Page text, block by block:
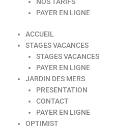
PAYER EN LIGNE
ACCUEIL
STAGES VACANCES
STAGES VACANCES
PAYER EN LIGNE
JARDIN DES MERS
PRESENTATION
CONTACT
PAYER EN LIGNE
OPTIMIST